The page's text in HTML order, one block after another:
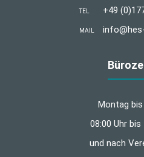
TEL +49
MAIL
Montag
08:00 Uhr bis
und nach